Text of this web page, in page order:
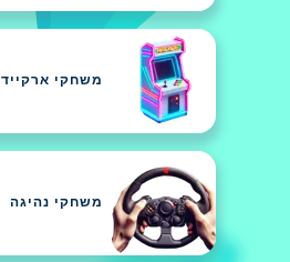
משחקי ארקייד
משחקי נהיגה